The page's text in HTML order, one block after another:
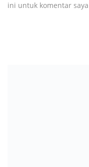
ini untuk komentar